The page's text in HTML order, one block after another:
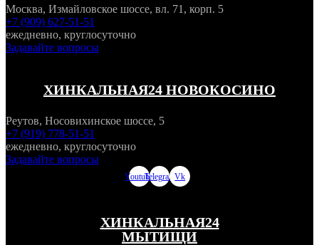
Москва, Измайловское шоссе, вл. 71, корп. 5
+7 (909) 627-51-51
ежедневно, круглосуточно
Задавайте вопросы
ХИНКАЛЬНАЯ24 НОВОКОСИНО
Реутов, Носовихинское шоссе, 5
+7 (919) 778-51-51
ежедневно, круглосуточно
Задавайте вопросы
YoutubeTelegramVk
ХИНКАЛЬНАЯ24
МЫТИЩИ